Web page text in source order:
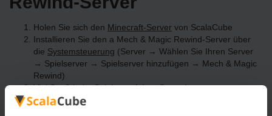
Holen Sie sich den Minecraft-Server von ScalaCube
Installieren Sie den a Mech & Magic Rewind-Server über
die Systemsteuerung (Server → Wählen Sie Ihren Server
→ Spielserver → Spielserver hinzufügen → Mech & Magic
Rewind)
Viel Spaß beim Spielen auf dem Server!